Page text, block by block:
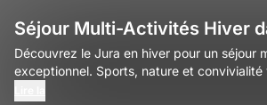
Séjour Multi-Activités Hiver
Découvrez le Jura en hiver pour un séjour
exceptionnel. Sports, nature et